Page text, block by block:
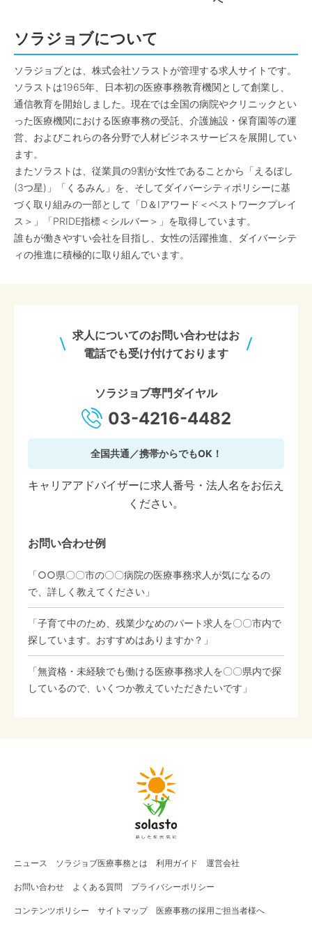
ソラジョブについて
ソラジョブとは、株式会社ソラストが管理する求人サイトです。
ソラストは1965年、日本初の医療事務教育機関として創業し、
通信教育を開始しました。現在では全国の病院やクリニックとい
った医療機関における医療事務の受託、介護施設・保育園等の運
営、およびこれらの各分野で人材ビジネスサービスを展開してい
ます。
またソラストは、従業員の9割が女性であることから「えるぼし
(3つ星)」「くるみん」を、そしてダイバーシティポリシーに基
づく取り組みの一部として「D＆Iアワード＜ベストワークプレイ
ス＞」「PRIDE指標＜シルバー＞」を取得しています。
誰もが働きやすい会社を目指し、女性の活躍推進、ダイバーシテ
ィの推進に積極的に取り組んでいます。
求人についてのお問い合わせはお
電話でも受け付けております
ソラジョブ専門ダイヤル
03-4216-4482
全国共通／携帯からでもOK！
キャリアアドバイザーに求人番号・法人名をお伝え
ください。
お問い合わせ例
「○○県〇〇市の〇〇病院の医療事務求人が気になるの
で、詳しく教えてください」
「子育て中のため、残業少なめのパート求人を〇〇市内で
探しています。おすすめはありますか？」
「無資格・未経験でも働ける医療事務求人を〇〇県内で探
しているので、いくつか教えていただきたいです」
ニュース ソラジョブ医療事務 とは 利用ガイド 運営会社
お問い合わせ よくある質問 プライバシーポリシー
コンテンツポリシー サイトマップ 医療事務の採用ご担当者様へ